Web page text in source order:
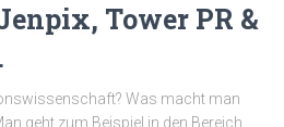
Tower PR &
Was macht man
geht zum Beispiel in den Bereich